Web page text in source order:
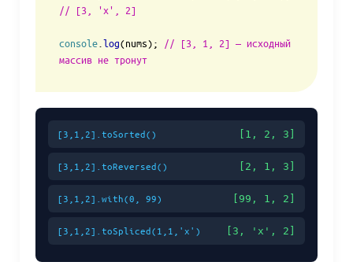
// [3, 'x', 2]
console log(nums);
// [3, 1, 2] — исходный
массив не тронут
[3,1,2].toSorted() [1, 2, 3]
[3,1,2].toReversed() [2, 1, 3]
[3,1,2].with(0, 99) [99, 1, 2]
[3,1,2].toSpliced(1,1,'x') [3, 'x', 2]